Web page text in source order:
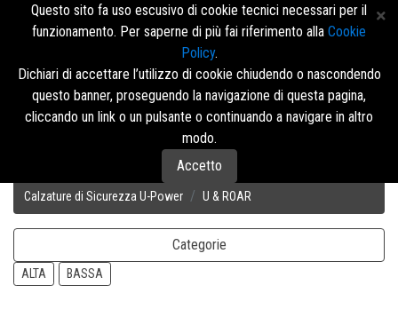
Menù
Calzature di Sicurezza U-Power U & ROAR
Categorie
ALTA BASSA
Questo sito fa uso escusivo di cookie tecnici necessari per il
funzionamento. Per saperne di più fai riferimento alla Cookie
Policy.
Dichiari di accettare l’utilizzo di cookie chiudendo o nascondendo
questo banner, proseguendo la navigazione di questa pagina,
cliccando un link o un pulsante o continuando a navigare in altro
modo.
Accetto